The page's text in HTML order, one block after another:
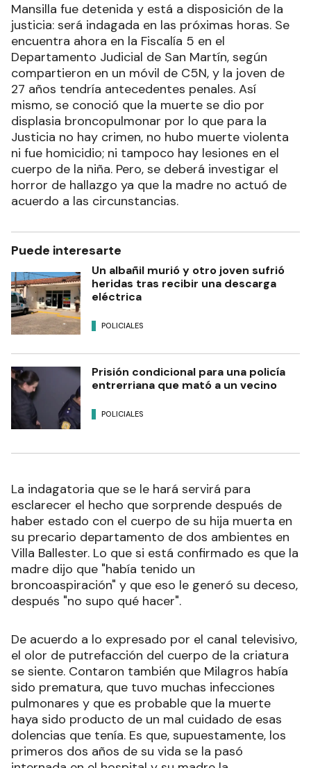
Mansilla fue detenida y está a disposición de la
justicia: será indagada en las próximas horas. Se
encuentra ahora en la Fiscalía 5 en el
Departamento Judicial de San Martín, según
compartieron en un móvil de C5N, y la joven de
27 años tendría antecedentes penales. Así
mismo, se conoció que la muerte se dio por
displasia broncopulmonar por lo que para la
Justicia no hay crimen, no hubo muerte violenta
ni fue homicidio; ni tampoco hay lesiones en el
cuerpo de la niña. Pero, se deberá investigar el
horror de hallazgo ya que la madre no actuó de
acuerdo a las circunstancias.
Puede interesarte
Un albañil murió y otro joven sufrió
heridas tras recibir una descarga
eléctrica
POLICIALES
Prisión condicional para una policía
entrerriana que mató a un vecino
POLICIALES
La indagatoria que se le hará servirá para
esclarecer el hecho que sorprende después de
haber estado con el cuerpo de su hija muerta en
su precario departamento de dos ambientes en
Villa Ballester. Lo que si está confirmado es que la
madre dijo que "había tenido un
broncoaspiración" y que eso le generó su deceso,
después "no supo qué hacer".
De acuerdo a lo expresado por el canal televisivo,
el olor de putrefacción del cuerpo de la criatura
se siente. Contaron también que Milagros había
sido prematura, que tuvo muchas infecciones
pulmonares y que es probable que la muerte
haya sido producto de un mal cuidado de esas
dolencias que tenía. Es que, supuestamente, los
primeros dos años de su vida se la pasó